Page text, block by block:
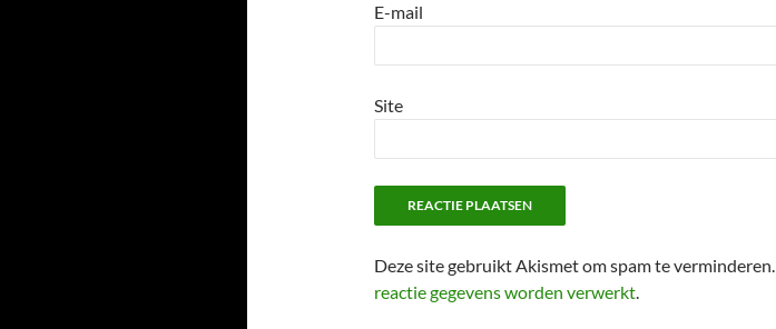
E-mail
Site
Deze site gebruikt Akismet om spam te verminderen.
reactie gegevens worden verwerkt.